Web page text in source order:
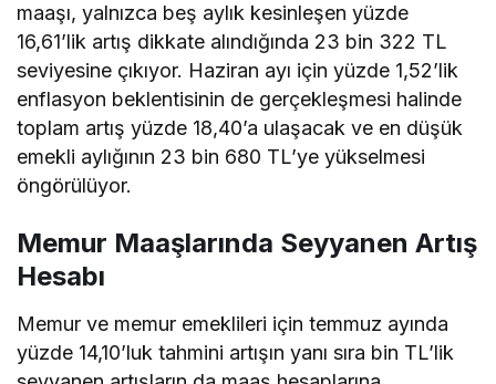
maaşı, yalnızca beş aylık kesinleşen yüzde
16,61’lik artış dikkate alındığında 23 bin 322 TL
seviyesine çıkıyor. Haziran ayı için yüzde 1,52’lik
enflasyon beklentisinin de gerçekleşmesi halinde
toplam artış yüzde 18,40’a ulaşacak ve en düşük
emekli aylığının 23 bin 680 TL’ye yükselmesi
öngörülüyor.
Memur Maaşlarında Seyyanen Artış
Hesabı
Memur ve memur emeklileri için temmuz ayında
yüzde 14,10’luk tahmini artışın yanı sıra bin TL’lik